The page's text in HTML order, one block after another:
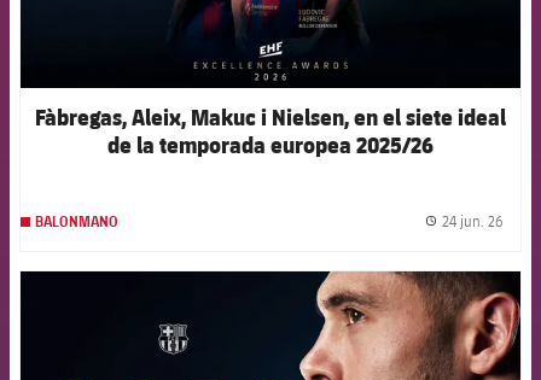
Fàbregas, Aleix, Makuc i Nielsen, en el siete ideal
de la temporada europea 2025/26
BALONMANO 24 jun. 26
FCB Barcelona badge